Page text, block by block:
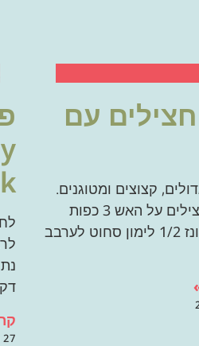
עם
קצוצים ומטוגנים.
500 גר' חצילים על האש 3 כפות
גדושות מיונז 1/2 לימון סחוט לערבב
27 במאי 2008